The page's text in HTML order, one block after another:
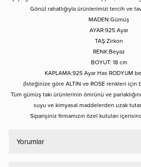
Gönül rahatlığıyla ürünlerimizi tercih ve
MADEN:Gümüş
AYAR:925 Ayar
TAŞ:Zirkon
RENK:Beyaz
BOYUT: 18 cm
KAPLAMA:925 Ayar Has RODYUM
(İsteğinize göre ALTIN ve ROSE renkleri için
Tüm gümüş takı ürünlerinin ömrünü ve
suyu ve kimyasal maddelerden uzak
Siparişiniz firmamızın özel kutuları
Yorumlar